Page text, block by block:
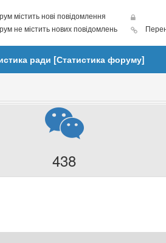
містить нові повідомлення
не містить нових повідомлень
ради [Статистика форуму]
438